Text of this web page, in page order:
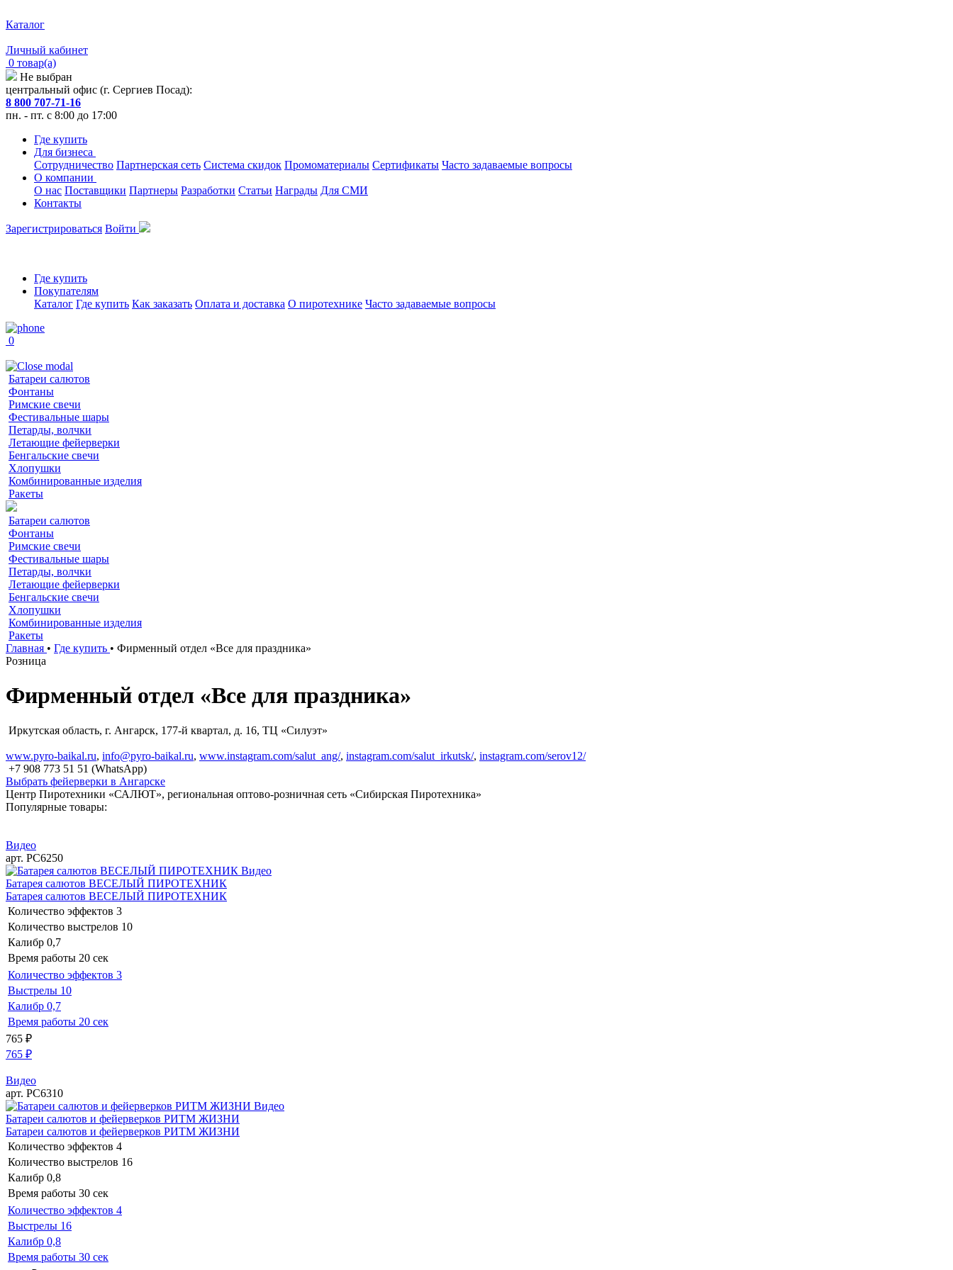
Каталог
Личный кабинет
0 товар(а)
Не выбран
центральный офис (г. Сергиев Посад):
8 800 707-71-16
пн. - пт. с 8:00 до 17:00
Где купить
Для бизнеса
Сотрудничество Партнерская сеть Система скидок Промоматериалы Сертификаты Часто задаваемые вопросы
О компании
О нас Поставщики Партнеры Разработки Статьи Награды Для СМИ
Контакты
Зарегистрироваться Войти
Где купить
Покупателям
Каталог Где купить Как заказать Оплата и доставка О пиротехнике Часто задаваемые вопросы
0
Батареи салютов
Фонтаны
Римские свечи
Фестивальные шары
Петарды, волчки
Летающие фейерверки
Бенгальские свечи
Хлопушки
Комбинированные изделия
Ракеты
Батареи салютов
Фонтаны
Римские свечи
Фестивальные шары
Петарды, волчки
Летающие фейерверки
Бенгальские свечи
Хлопушки
Комбинированные изделия
Ракеты
Главная • Где купить • Фирменный отдел «Все для праздника»
Розница
Фирменный отдел «Все для праздника»
Иркутская область, г. Ангарск, 177-й квартал, д. 16, ТЦ «Силуэт»
www.pyro-baikal.ru, info@pyro-baikal.ru, www.instagram.com/salut_ang/, instagram.com/salut_irkutsk/, instagram.com/serov12/
+7 908 773 51 51 (WhatsApp)
Выбрать фейерверки в Ангарске
Центр Пиротехники «САЛЮТ», региональная оптово-розничная сеть «Сибирская Пиротехника»
Популярные товары:
Видео
арт. РС6250
Видео
Батарея салютов ВЕСЕЛЫЙ ПИРОТЕХНИК
Батарея салютов ВЕСЕЛЫЙ ПИРОТЕХНИК
Количество эффектов 3
Количество выстрелов 10
Калибр 0,7
Время работы 20 сек
Количество эффектов 3
Выстрелы 10
Калибр 0,7
Время работы 20 сек
765 ₽
765 ₽
Видео
арт. РС6310
Видео
Батареи салютов и фейерверков РИТМ ЖИЗНИ
Батареи салютов и фейерверков РИТМ ЖИЗНИ
Количество эффектов 4
Количество выстрелов 16
Калибр 0,8
Время работы 30 сек
Количество эффектов 4
Выстрелы 16
Калибр 0,8
Время работы 30 сек